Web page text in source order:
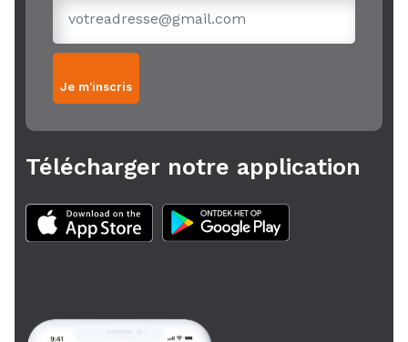
Je m'inscris
Télécharger notre application